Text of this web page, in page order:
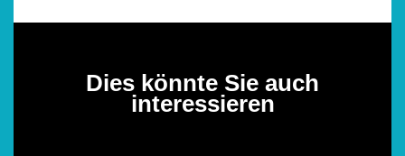
Dies könnte Sie auch
interessieren